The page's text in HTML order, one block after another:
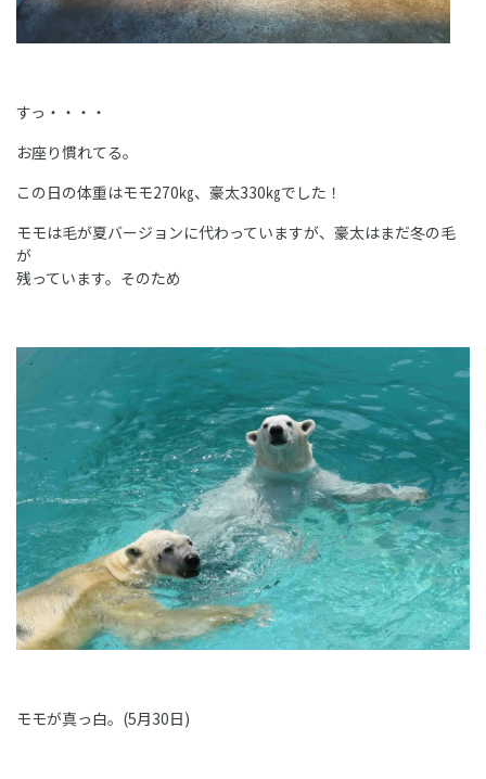
すっ・・・・
お座り慣れてる。
この日の体重はモモ270㎏、豪太330㎏でした！
モモは毛が夏バージョンに代わっていますが、豪太はまだ冬の毛
が
残っています。そのため
モモが真っ白。(5月30日)